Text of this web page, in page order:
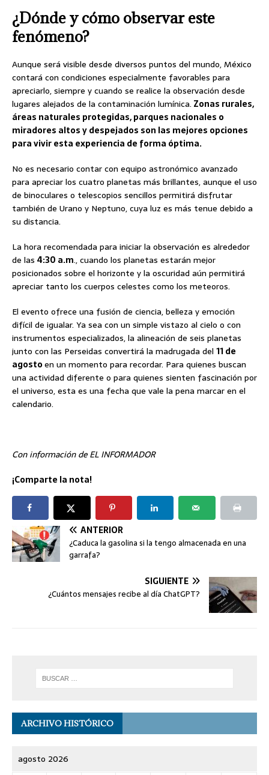
¿Dónde y cómo observar este
fenómeno?
Aunque será visible desde diversos puntos del mundo, México
contará con condiciones especialmente favorables para
apreciarlo, siempre y cuando se realice la observación desde
lugares alejados de la contaminación lumínica. Zonas rurales,
áreas naturales protegidas, parques nacionales o
miradores altos y despejados son las mejores opciones
para vivir esta experiencia de forma óptima.
No es necesario contar con equipo astronómico avanzado
para apreciar los cuatro planetas más brillantes, aunque el uso
de binoculares o telescopios sencillos permitirá disfrutar
también de Urano y Neptuno, cuya luz es más tenue debido a
su distancia.
La hora recomendada para iniciar la observación es alrededor
de las 4:30 a.m., cuando los planetas estarán mejor
posicionados sobre el horizonte y la oscuridad aún permitirá
apreciar tanto los cuerpos celestes como los meteoros.
El evento ofrece una fusión de ciencia, belleza y emoción
difícil de igualar. Ya sea con un simple vistazo al cielo o con
instrumentos especializados, la alineación de seis planetas
junto con las Perseidas convertirá la madrugada del 11 de
agostoen un momento para recordar. Para quienes buscan
una actividad diferente o para quienes sienten fascinación por
el universo, esta es una fecha que vale la pena marcar en el
calendario.
Con información de EL INFORMADOR
¡Comparte la nota!
ANTERIOR
¿Caduca la gasolina si la tengo almacenada en una
garrafa?
SIGUIENTE
¿Cuántos mensajes recibe al día ChatGPT?
ARCHIVO HISTÓRICO
agosto 2026